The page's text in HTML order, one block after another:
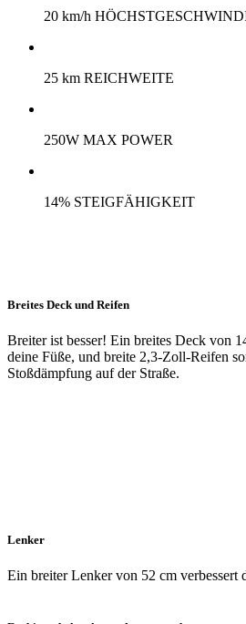
20 km/h
25 km REICHWEITE
250W MAX POWER
14% STEIGFÄHIGKEIT
Breites Deck und Reifen
Breiter ist besser! Ein breites Deck von
deine Füße, und breite 2,3-Zoll-Reifen
Stoßdämpfung auf der Straße.
Lenker
Ein breiter Lenker von 52 cm verbessert